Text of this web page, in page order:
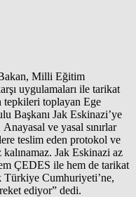
Milli Eğitim
uygulamaları ile tarikat
toplayan Ege
Başkanı Jak Eskinazi’ye
ve yasal sınırlar
teslim eden protokol ve
Jak Eskinazi az
ÇEDES ile hem de tarikat
Türkiye Cumhuriyeti’ne,
ediyor” dedi.